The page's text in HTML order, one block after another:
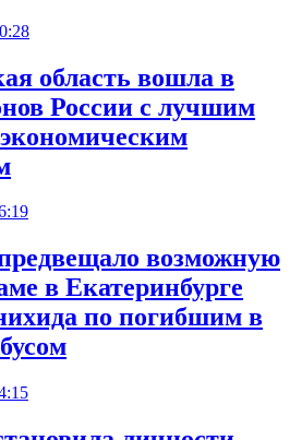
область вошла в
России с лучшим
возможную
в Екатеринбурге
по погибшим в